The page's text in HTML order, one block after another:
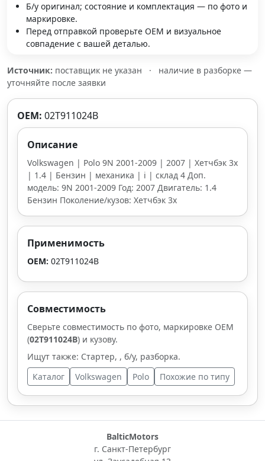
Б/у оригинал; состояние и комплектация — по фото и
маркировке.
Перед отправкой проверьте OEM и визуальное
совпадение с вашей деталью.
Источник: поставщик не указан ·
наличие в разборке —
уточняйте после заявки
OEM: 02T911024B
Описание
Volkswagen | Polo 9N 2001-2009 | 2007 | Хетчбэк 3х
| 1.4 | Бензин | механика | i | склад 4 Доп.
модель: 9N 2001-2009 Год: 2007 Двигатель: 1.4
Бензин Поколение/кузов: Хетчбэк 3х
Применимость
OEM: 02T911024B
Совместимость
Сверьте совместимость по фото, маркировке OEM
(02T911024B) и кузову.
Ищут также: Стартер, , б/у, разборка.
Каталог
Volkswagen Polo Похожие по типу
BalticMotors
г. Санкт-Петербург